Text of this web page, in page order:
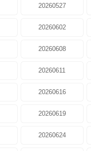
20260527
20260602
20260608
20260611
20260616
20260619
20260624